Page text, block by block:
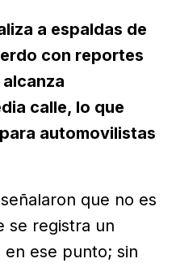
a espaldas de
con reportes
calle, lo que
automovilistas
que no es
se registra un
ese punto; sin